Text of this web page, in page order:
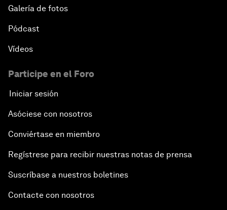
Galería de fotos
Pódcast
Vídeos
Participe en el Foro
Iniciar sesión
Asóciese con nosotros
Conviértase en miembro
Regístrese para recibir nuestras notas de prensa
Suscríbase a nuestros boletines
Contacte con nosotros